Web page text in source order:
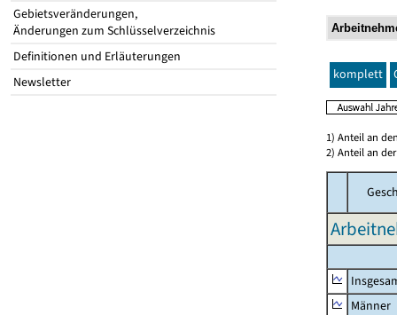
Gebietsveränderungen,
Änderungen zum Schlüsselverzeichnis
Definitionen und Erläuterungen
Newsletter
komplett
1) Anteil an
2) Anteil an
Männer